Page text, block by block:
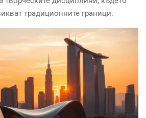
традиционните граници.